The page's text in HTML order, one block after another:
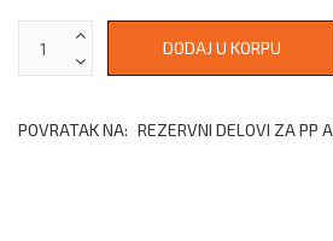
POVRATAK NA: REZERVNI DELOVI ZA PP